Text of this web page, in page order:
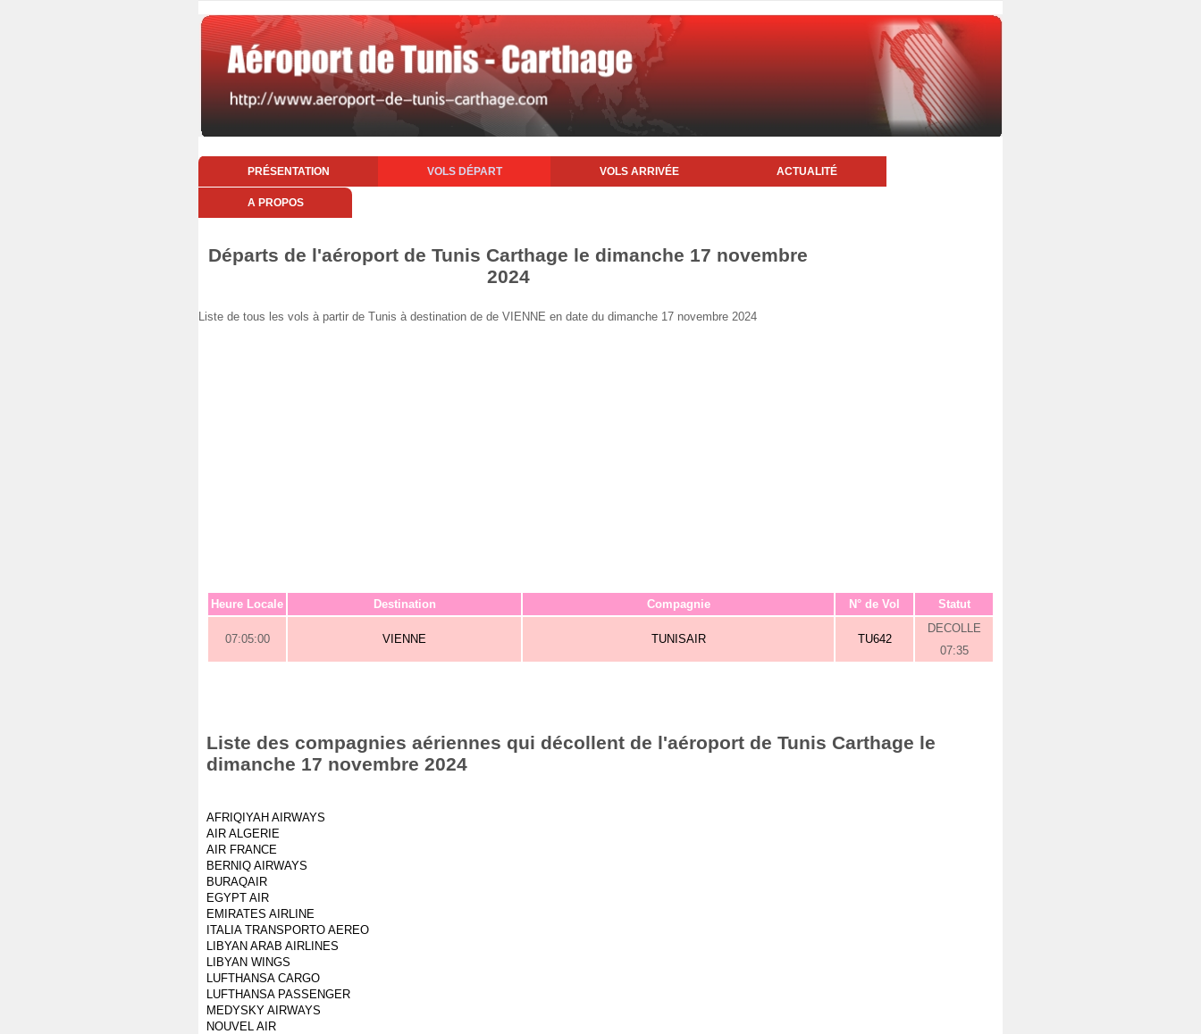
PRÉSENTATION VOLS DÉPART VOLS ARRIVÉE ACTUALITÉ
A PROPOS
Départs de l'aéroport de Tunis Carthage le dimanche 17 novembre
2024
Liste de tous les vols à partir de Tunis à destination de de VIENNE en date du dimanche 17 novembre 2024
Heure Locale Destination Compagnie N° de Vol Statut
07:05:00 VIENNE TUNISAIR TU642
DECOLLE
07:35
Liste des compagnies aériennes qui décollent de l'aéroport de Tunis Carthage le
dimanche 17 novembre 2024
AFRIQIYAH AIRWAYS
AIR ALGERIE
AIR FRANCE
BERNIQ AIRWAYS
BURAQAIR
EGYPT AIR
EMIRATES AIRLINE
ITALIA TRANSPORTO AEREO
LIBYAN ARAB AIRLINES
LIBYAN WINGS
LUFTHANSA CARGO
LUFTHANSA PASSENGER
MEDYSKY AIRWAYS
NOUVEL AIR